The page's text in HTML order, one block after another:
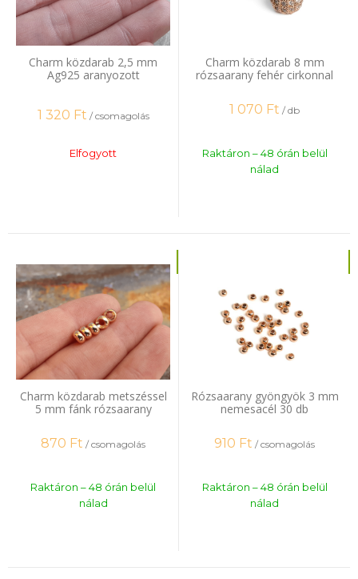
Charm közdarab 2,5 mm
Ag925 aranyozott
rózsaarannyal 5 db
1 320 Ft / csomagolás
Elfogyott
Charm közdarab 8 mm
rózsaarany fehér cirkonnal
1 070 Ft / db
Raktáron – 48 órán belül
nálad
Charm közdarab metszéssel
5 mm fánk rózsaarany
minőségi bevonat 20 db
870 Ft / csomagolás
Raktáron – 48 órán belül
nálad
Rózsaarany gyöngyök 3 mm
nemesacél 30 db
910 Ft / csomagolás
Raktáron – 48 órán belül
nálad